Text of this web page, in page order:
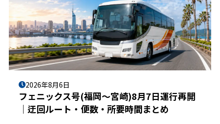
2026年8月6日
フェニックス号(福岡〜宮崎)8月7日運行再開
｜迂回ルート・便数・所要時間まとめ